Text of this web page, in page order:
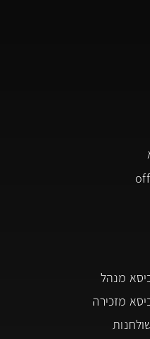
מנהל
מזכירה